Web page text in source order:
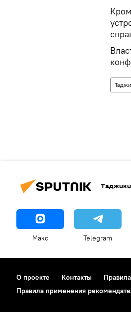
Макс Telegram
О проекте Контакты
Правила применения